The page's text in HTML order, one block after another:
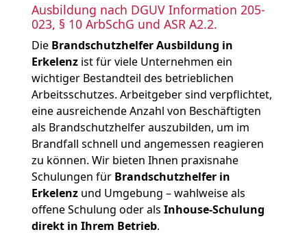
Ausbildung nach DGUV Information 205-
023, § 10 ArbSchG und ASR A2.2.
Die Brandschutzhelfer Ausbildung in
Erkelenz ist für viele Unternehmen ein
wichtiger Bestandteil des betrieblichen
Arbeitsschutzes. Arbeitgeber sind verpflichtet,
eine ausreichende Anzahl von Beschäftigten
als Brandschutzhelfer auszubilden, um im
Brandfall schnell und angemessen reagieren
zu können. Wir bieten Ihnen praxisnahe
Schulungen für Brandschutzhelfer in
Erkelenz und Umgebung – wahlweise als
offene Schulung oder alsInhouse-Schulung
direkt in Ihrem Betrieb.